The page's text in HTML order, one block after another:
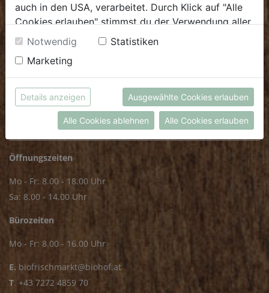
Kundenservice
Fr: 8.00 - 15.00 Uhr
dieBiokiste@biohof.at
.+43 7272 2597
FRISCHMARKT
Öffnungszeiten
Mo - Fr: 8.00 - 18.00 Uhr
Sa: 8.00 - 14.00 Uhr
Bürozeiten
Mo - Fr: 8.00 - 16.00 Uhr
E. biofrischmarkt@biohof.at
T. +43 7272 4859 70
auch in den USA, verarbeitet. Durch Klick auf "Alle
Cookies erlauben" stimmst du der Verwendung aller
Cookies zu. Unter "Details anzeigen" findest du alle
Infos zu den unterschiedlichen Cookies, du kannst
auch entscheiden, welche Cookies du erlauben
möchtest.
Weitere Informationen findest du in unserer
Datenschutzerklärung
bzw. imImpressum
Notwendig
Statistiken
Marketing
Details anzeigen Ausgewählte Cookies erlauben
Alle Cookies ablehnen Alle Cookies erlauben